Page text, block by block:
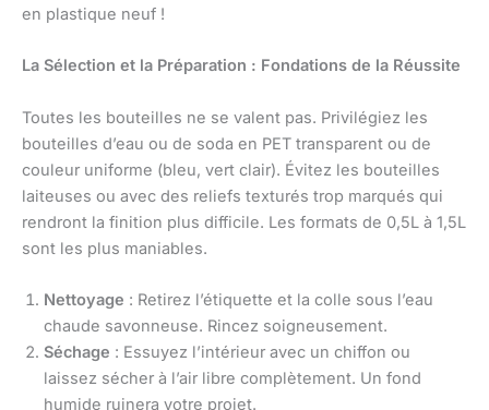
en plastique neuf !
La Sélection et la Préparation : Fondations de la Réussite
Toutes les bouteilles ne se valent pas. Privilégiez les
bouteilles d’eau ou de soda en PET transparent ou de
couleur uniforme (bleu, vert clair). Évitez les bouteilles
laiteuses ou avec des reliefs texturés trop marqués qui
rendront la finition plus difficile. Les formats de 0,5L à 1,5L
sont les plus maniables.
Nettoyage : Retirez l’étiquette et la colle sous l’eau
chaude savonneuse. Rincez soigneusement.
Séchage : Essuyez l’intérieur avec un chiffon ou
laissez sécher à l’air libre complètement. Un fond
humide ruinera votre projet.